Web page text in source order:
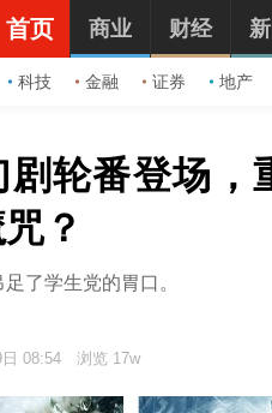
首页
科技 金融 证券 地产
商业 财经
剧轮番登场，
？
了学生党的胃口。
08:54 浏览 17w